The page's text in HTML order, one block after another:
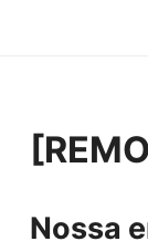
Nossa